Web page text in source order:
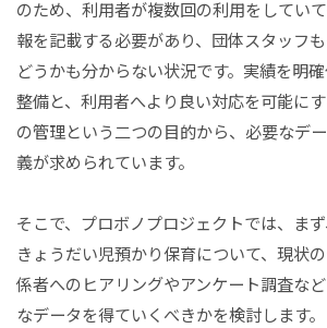
のため、利用者が複数回の利用をしてい
報を記載する必要があり、団体スタッフ
どうかも分からない状況です。実績を明
整備と、利用者へより良い対応を可能に
の管理という二つの目的から、必要なデ
義が求められています。
そこで、プロボノプロジェクトでは、ま
きょうだい児預かり保育について、現状
係者へのヒアリングやアンケート調査な
なデータを得ていくべきかを検討します